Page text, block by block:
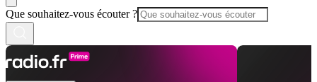
Que souhaitez-vous écouter ?